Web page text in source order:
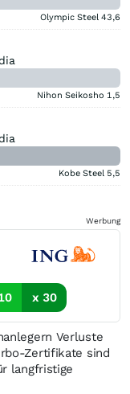
Olympic Steel 43,6
Nihon Seikosho 1,5
Kobe Steel 5,5
Werbung
x 30
Verluste
Zertifikate sind
langfristige